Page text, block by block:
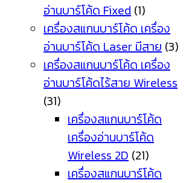
อ่านบาร์โค้ด Fixed (1)
เครื่องสแกนบาร์โค้ด เครื่อง
อ่านบาร์โค้ด Laser มีสาย (3)
เครื่องสแกนบาร์โค้ด เครื่อง
อ่านบาร์โค้ดไร้สาย Wireless
(31)
เครื่องสแกนบาร์โค้ด
เครื่องอ่านบาร์โค้ด
Wireless 2D (21)
เครื่องสแกนบาร์โค้ด